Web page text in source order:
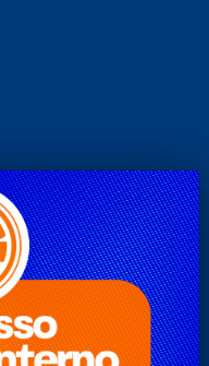
E RECURSOS
SOCIAL, DIREITOS
CRIANÇAS E